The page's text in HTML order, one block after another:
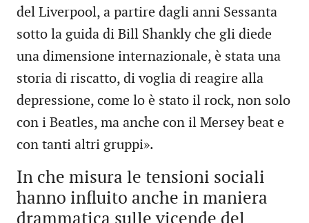
del Liverpool, a partire dagli anni Sessanta
sotto la guida di Bill Shankly che gli diede
una dimensione internazionale, è stata una
storia di riscatto, di voglia di reagire alla
depressione, come lo è stato il rock, non solo
con i Beatles, ma anche con il Mersey beat e
con tanti altri gruppi».
In che misura le tensioni sociali
hanno influito anche in maniera